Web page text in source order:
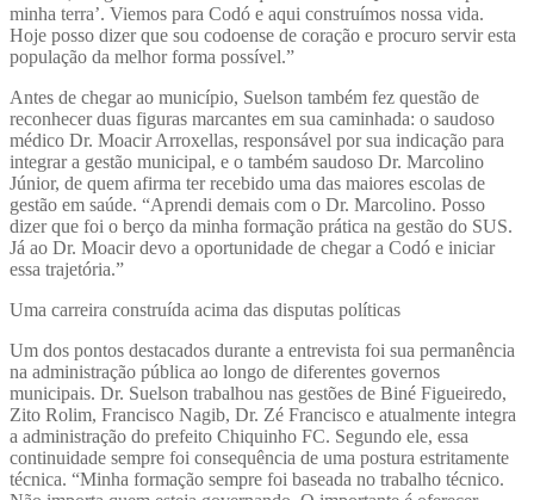
minha terra’. Viemos para Codó e aqui construímos nossa vida.
Hoje posso dizer que sou codoense de coração e procuro servir esta
população da melhor forma possível.”
Antes de chegar ao município, Suelson também fez questão de
reconhecer duas figuras marcantes em sua caminhada: o saudoso
médico Dr. Moacir Arroxellas, responsável por sua indicação para
integrar a gestão municipal, e o também saudoso Dr. Marcolino
Júnior, de quem afirma ter recebido uma das maiores escolas de
gestão em saúde. “Aprendi demais com o Dr. Marcolino. Posso
dizer que foi o berço da minha formação prática na gestão do SUS.
Já ao Dr. Moacir devo a oportunidade de chegar a Codó e iniciar
essa trajetória.”
Uma carreira construída acima das disputas políticas
Um dos pontos destacados durante a entrevista foi sua permanência
na administração pública ao longo de diferentes governos
municipais. Dr. Suelson trabalhou nas gestões de Biné Figueiredo,
Zito Rolim, Francisco Nagib, Dr. Zé Francisco e atualmente integra
a administração do prefeito Chiquinho FC. Segundo ele, essa
continuidade sempre foi consequência de uma postura estritamente
técnica. “Minha formação sempre foi baseada no trabalho técnico.